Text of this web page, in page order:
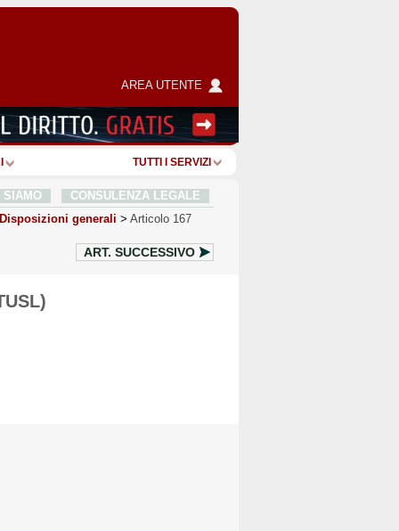
AREA UTENTE
TUTTI I SERVIZI
SIAMO
CONSULENZA LEGALE
Disposizioni generali > Articolo 167
ART. SUCCESSIVO